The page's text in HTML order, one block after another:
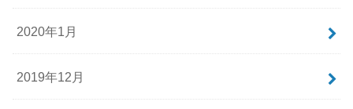
2020年1月
2019年12月